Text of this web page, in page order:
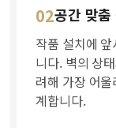
02공간 맞
작품 설치에
니다. 벽의 상
려해 가장 어
계합니다.